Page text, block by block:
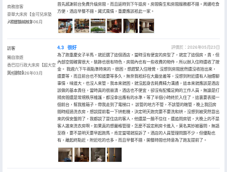
商務旅客
豪華大床房【金可兒床墊
+零壓鵝絨枕】
入住於2026年06月
首先感謝前台免費升級房間，而且延時到下午退房。房間衞生和房間服務都不錯。周邊吃食
方便，酒店早餐不錯。藏式風情，重慶應該衹此一家。
訪客
獨自旅遊
香巴拉行政大床房【超大空
間+浴缸】
入住於2026年03月
4.3 很好
評價於：2026年05月23日
為了跑重慶女子半馬，就近選了這個酒店，當時沒有便宜的房型了，就定了這個房，貴，但
內部空間確實很大，裝飾也很有特色，房間內也有一些收費的物件，所以辦入住時還收了按
金。 我週六下午兩點準時來的，很困，想趕緊入住睡覺，沒想到房間居然還沒收拾出來，
還要等，而且前台也不知道要等多久，無奈我衹好在大廳坐着等，沒想到附近還有人抽煙聊
事情，味道大，也沒人來管，我本來就困，就沒起身去耗費精力溝通，這本來就應該是酒店
該做的基本責任，當時真的很崩潰，酒店也不便宜，卻沒有配備足夠的工作人員，無論是打
掃房間還是常規秩序維護，都沒拿出應有的水準。等了半個小時終於入住了，這裏要表揚一
個前台，幫我推箱子，帶我走到了電梯口。 該管的地方不管，不該管的瞎管，晚上我回房
間時經過洗衣房，想説提前看一下烘乾機，決定明天跑完要不要洗和烘，沒想到被突然冒出
來的保安盤問了，我都説了是住店的客人，他還是一臉不信任，還追問房號，大晚上的不是
客人誰來洗衣房啊，如果真的想嚴格管理，怎麼不設定刷房卡進入，莫名其妙被審問，無語
至極，要不是明天要早起跑馬，肯定當場就投訴了。酒店的人員管理問題不少，但優點也
有，離起終點近，附近吃的也多，而且早餐不錯，開餐時間也特意為了跑友提前了。